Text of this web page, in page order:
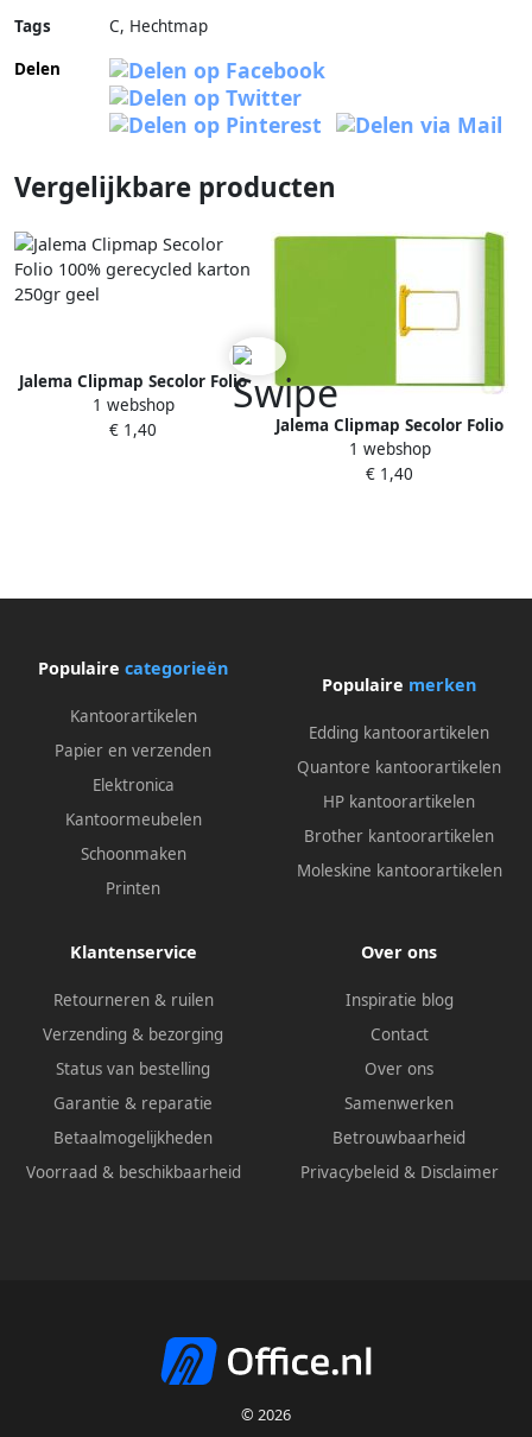
Tags
C, Hechtmap
Delen
Vergelijkbare producten
Jalema Clipmap Secolor Folio
100% gerecycled karton
250gr geel
1 webshop
€ 1,40
Jalema Clipmap Secolor Folio
100% gerecycled karton
250gr groen
1 webshop
€ 1,40
Populaire categorieën
Kantoorartikelen
Papier en verzenden
Elektronica
Kantoormeubelen
Schoonmaken
Printen
Populaire merken
Edding kantoorartikelen
Quantore kantoorartikelen
HP kantoorartikelen
Brother kantoorartikelen
Moleskine kantoorartikelen
Klantenservice
Retourneren & ruilen
Verzending & bezorging
Status van bestelling
Garantie & reparatie
Betaalmogelijkheden
Voorraad & beschikbaarheid
Over ons
Inspiratie blog
Contact
Over ons
Samenwerken
Betrouwbaarheid
Privacybeleid & Disclaimer
© 2026